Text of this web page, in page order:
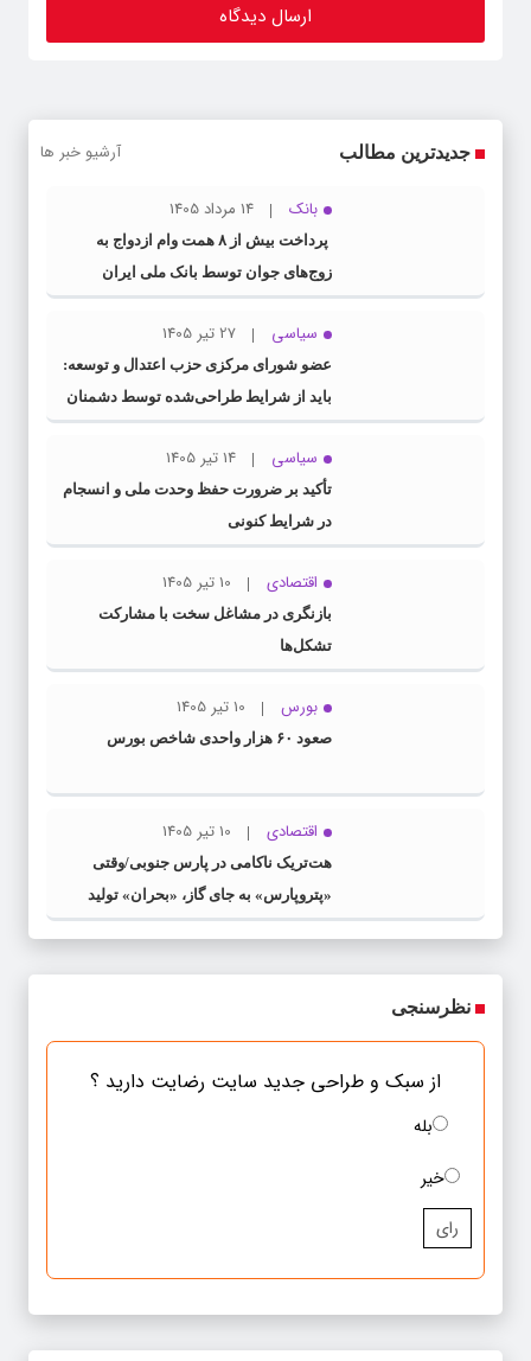
جدیدترین مطالب آرشیو خبر ها
بانک 14 مرداد 1405
پرداخت بیش از ۸ همت وام ازدواج به
زوج‌های جوان توسط بانک ملی ایران
سیاسی 27 تیر 1405
عضو شورای مرکزی حزب اعتدال و توسعه:
باید از شرایط طراحی‌شده توسط دشمنان
عبور کنیم
سیاسی 14 تیر 1405
تأکید بر ضرورت حفظ وحدت ملی و انسجام
در شرایط کنونی
اقتصادی 10 تیر 1405
بازنگری در مشاغل سخت با مشارکت
تشکل‌ها
بورس 10 تیر 1405
صعود ۶۰ هزار واحدی شاخص بورس
اقتصادی 10 تیر 1405
هت‌تریک ناکامی در پارس جنوبی/وقتی
«پتروپارس» به جای گاز، «بحران» تولید
می‌کند
نظرسنجی
از سبک و طراحی جدید سایت رضایت دارید ؟
بله
خیر
رای